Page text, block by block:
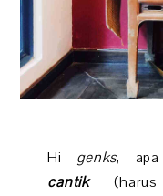
Hi genks,
cantik